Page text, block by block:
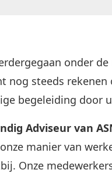
onder de
nog steeds rekenen
begeleiding door
Adviseur van
manier van
Onze